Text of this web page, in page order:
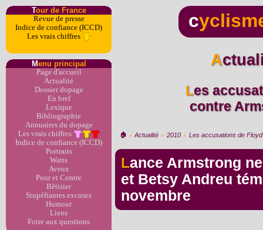
Tour de France
Revue de presse
Indice de confiance (ICCD)
Les vrais chiffres
Menu principal
Page d'accueil
Actualité
Dossier dopage
En bref
Lexique
Bibliographie
Annuaires du dopage
Les vrais chiffres
Indice de confiance (ICCD)
Portraits
Watts
Aveux
Pour et Contre
Bêtisier
Stupéfiantes excuses
Humour
Liens
Foire aux questions
c
Les accusations de Floyd Landis
contre
🏠︎ › Actualité › 2010 › Les accusations de
Lance Armstrong ne veut pas que Greg LeMond
et Betsy Andreu
novembre